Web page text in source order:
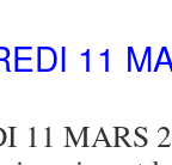
11
11 MARS